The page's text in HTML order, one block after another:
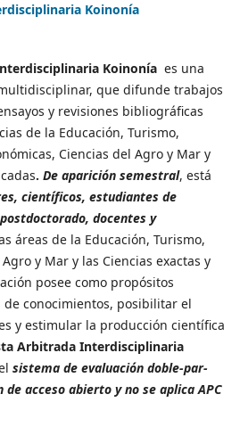
Koinonía
Koinonía es una
que difunde trabajos
y revisiones bibliográficas
de la Educación, Turismo,
Ciencias del Agro y Mar y
. De aparición semestral, está
científicos, estudiantes de
docentes y
áreas de la Educación, Turismo,
y Mar y las Ciencias exactas y
posee como propósitos
conocimientos, posibilitar el
y estimular la producción científica
Arbitrada Interdisciplinaria
sistema de evaluación doble-par-
de acceso abierto y no se aplica APC